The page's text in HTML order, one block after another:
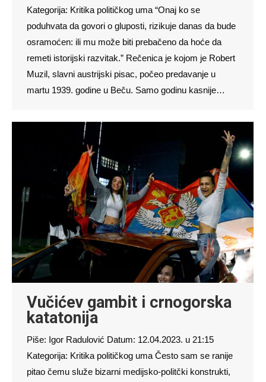
Kategorija: Kritika političkog uma “Onaj ko se
poduhvata da govori o gluposti, rizikuje danas da bude
osramoćen: ili mu može biti prebačeno da hoće da
remeti istorijski razvitak.” Rečenica je kojom je Robert
Muzil, slavni austrijski pisac, počeo predavanje u
martu 1939. godine u Beču. Samo godinu kasnije…
Vučićev gambit i crnogorska
katatonija
Piše: Igor Radulović Datum: 12.04.2023. u 21:15
Kategorija: Kritika političkog uma Često sam se ranije
pitao čemu služe bizarni medijsko-politčki konstrukti,